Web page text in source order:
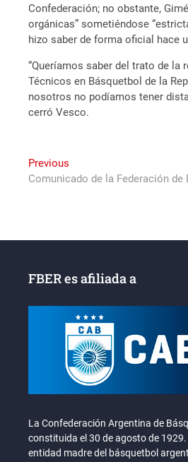
Confederación; no obstante,
orgánicas” sometiéndose
hizo saber de forma oficial hace
“Queríamos saber del trato de la
Técnicos en Básquetbol de la
nosotros no podíamos tener
cerró Vesco.
Navegación
de
Previous
post:
Comunicado de la Federación de
FBER es afiliada a
La Confederación Argentina de
constituida el 30 de agosto de 1929.
entidad madre del básquetbol